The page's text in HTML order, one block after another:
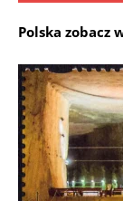
Polska zobacz